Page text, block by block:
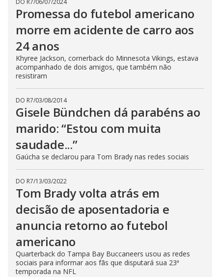
DO R7/06/07/2024
Promessa do futebol americano
morre em acidente de carro aos
24 anos
Khyree Jackson, cornerback do Minnesota Vikings, estava
acompanhado de dois amigos, que também não
resistiram
DO R7/03/08/2014
Gisele Bündchen dá parabéns ao
marido: “Estou com muita
saudade...”
Gaúcha se declarou para Tom Brady nas redes sociais
DO R7/13/03/2022
Tom Brady volta atrás em
decisão de aposentadoria e
anuncia retorno ao futebol
americano
Quarterback do Tampa Bay Buccaneers usou as redes
sociais para informar aos fãs que disputará sua 23ª
temporada na NFL